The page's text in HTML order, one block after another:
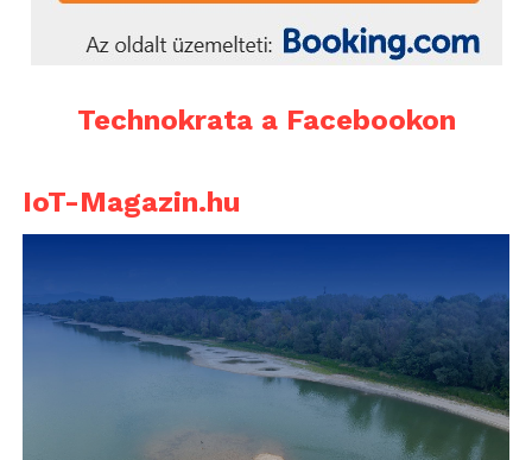
Technokrata a Facebookon
IoT-Magazin.hu